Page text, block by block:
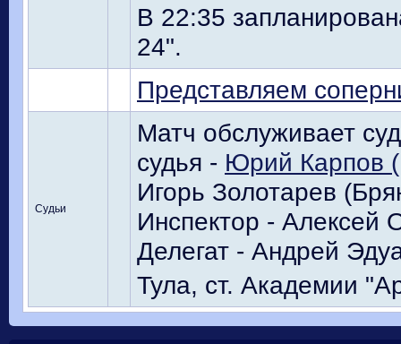
В 22:35
24".
Представляем
Судьи
Матч обслуживает
судья - Юрий Карпов
Игорь Золотарев
Инспектор - Алексей
Делегат - Андрей
Тула, ст. Академии